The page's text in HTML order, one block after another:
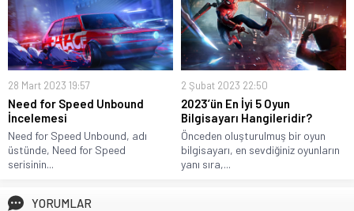
28 Mart 2023 19:57
Need for Speed Unbound
İncelemesi
Need for Speed Unbound, adı
üstünde, Need for Speed
serisinin...
2 Şubat 2023 22:50
2023’ün En İyi 5 Oyun
Bilgisayarı Hangileridir?
Önceden oluşturulmuş bir oyun
bilgisayarı, en sevdiğiniz oyunların
yanı sıra,...
YORUMLAR